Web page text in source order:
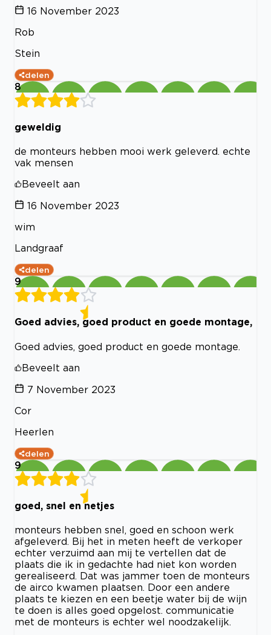
16 November 2023
Rob
Stein
delen
8
geweldig
de monteurs hebben mooi werk geleverd. echte
vak mensen
Beveelt aan
16 November 2023
wim
Landgraaf
delen
9
Goed advies, goed product en goede montage,
Goed advies, goed product en goede montage.
Beveelt aan
7 November 2023
Cor
Heerlen
delen
9
goed, snel en netjes
monteurs hebben snel, goed en schoon werk
afgeleverd. Bij het in meten heeft de verkoper
echter verzuimd aan mij te vertellen dat de
plaats die ik in gedachte had niet kon worden
gerealiseerd. Dat was jammer toen de monteurs
de airco kwamen plaatsen. Door een andere
plaats te kiezen en een beetje water bij de wijn
te doen is alles goed opgelost. communicatie
met de monteurs is echter wel noodzakelijk.